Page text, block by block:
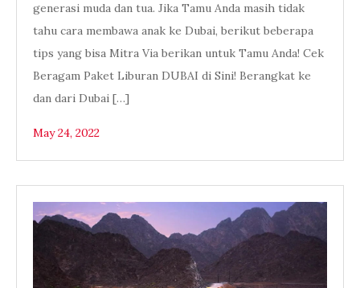
generasi muda dan tua. Jika Tamu Anda masih tidak
tahu cara membawa anak ke Dubai, berikut beberapa
tips yang bisa Mitra Via berikan untuk Tamu Anda! Cek
Beragam Paket Liburan DUBAI di Sini! Berangkat ke
dan dari Dubai […]
May 24, 2022